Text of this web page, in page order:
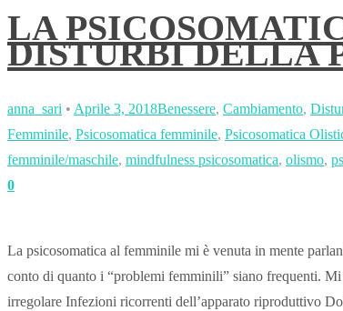
LA
DISTURBI DELLA
anna_sari • Aprile 3, 2018Benessere, Cambiamento,
Femminile, Psicosomatica femminile, Psicosomatica
femminile/maschile, mindfulness psicosomatica, olismo,
0
La psicosomatica al femminile mi è venuta in mente
conto di quanto i “problemi femminili” siano frequenti.
irregolare Infezioni ricorrenti dell’apparato riproduttivo